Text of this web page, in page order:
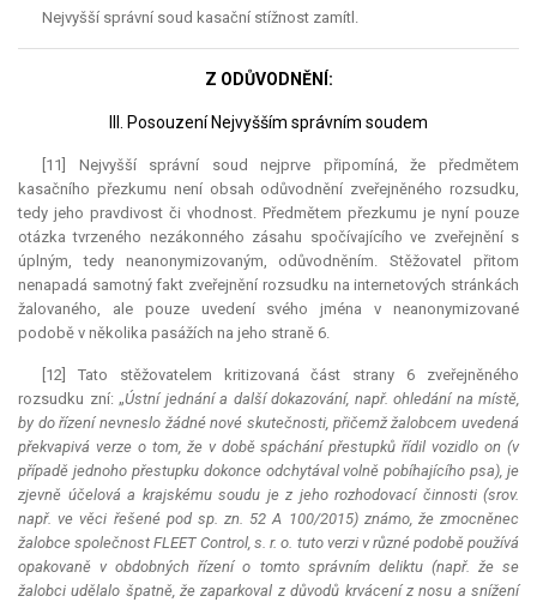
Nejvyšší správní soud kasační stížnost zamítl.
Z ODŮVODNĚNÍ:
III. Posouzení Nejvyšším správním soudem
[11] Nejvyšší správní soud nejprve připomíná, že předmětem
kasačního přezkumu není obsah odůvodnění zveřejněného rozsudku,
tedy jeho pravdivost či vhodnost. Předmětem přezkumu je nyní pouze
otázka tvrzeného nezákonného zásahu spočívajícího ve zveřejnění s
úplným, tedy neanonymizovaným, odůvodněním. Stěžovatel přitom
nenapadá samotný fakt zveřejnění rozsudku na internetových stránkách
žalovaného, ale pouze uvedení svého jména v neanonymizované
podobě v několika pasážích na jeho straně 6.
[12] Tato stěžovatelem kritizovaná část strany 6 zveřejněného
rozsudku zní: „Ústní jednání a další dokazování, např. ohledání na místě,
by do řízení nevneslo žádné nové skutečnosti, přičemž žalobcem uvedená
překvapivá verze o tom, že v době spáchání přestupků řídil vozidlo on (v
případě jednoho přestupku dokonce odchytával volně pobíhajícího psa), je
zjevně účelová a krajskému soudu je z jeho rozhodovací činnosti (srov.
např. ve věci řešené pod sp. zn. 52 A 100/2015) známo, že zmocněnec
žalobce společnost FLEET Control, s. r. o. tuto verzi v různé podobě používá
opakovaně v obdobnýchřízenío tomto správním deliktu (např. že se
žalobci udělalo špatně, že zaparkoval z důvodů krvácení z nosu a snížení